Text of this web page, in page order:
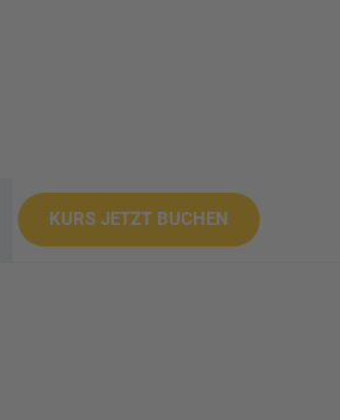
KURS JETZT BUCHEN